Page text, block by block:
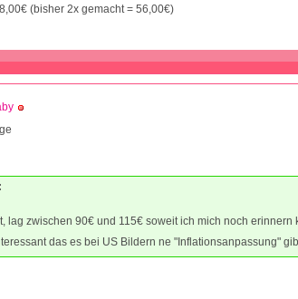
(bisher 2x gemacht = 56,00€)
lag zwischen 90€ und 115€ soweit ich mich noch erinnern
das es bei US Bildern ne "Inflationsanpassung"